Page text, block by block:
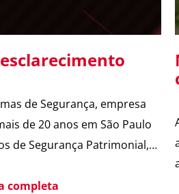
de Segurança, empresa
de 20 anos em São Paulo
de Segurança Patrimonial,
que não possui
completa